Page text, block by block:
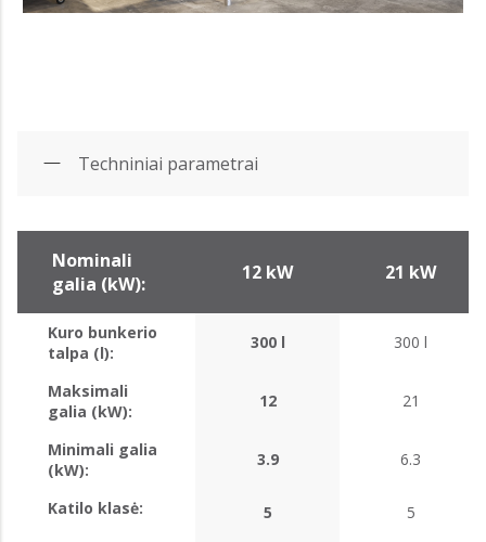
Techniniai parametrai
Nominali
galia (kW):
12 kW 21 kW
Kuro bunkerio
talpa (l):
300 l 300 l
Maksimali
galia (kW):
12 21
Minimali galia
(kW):
3.9 6.3
Katilo klasė: 5 5